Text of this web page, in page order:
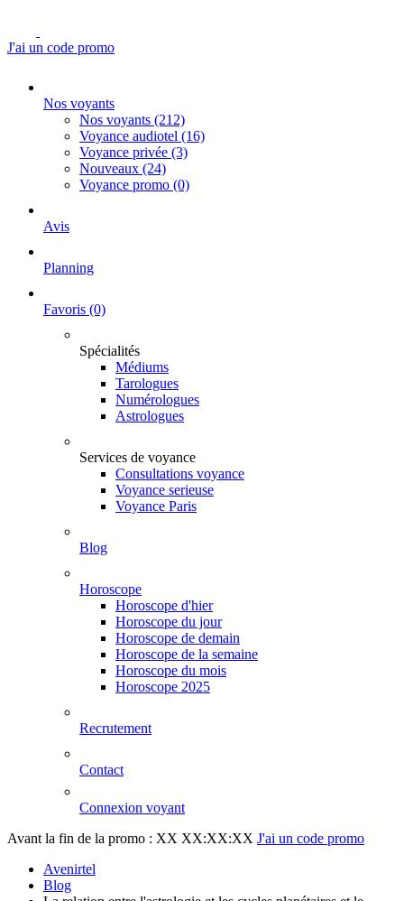
J'ai un code promo
Nos voyants
Nos voyants (212)
Voyance audiotel (16)
Voyance privée (3)
Nouveaux (24)
Voyance promo (0)
Avis
Planning
Favoris (0)
Spécialités
Médiums
Tarologues
Numérologues
Astrologues
Services de voyance
Consultations voyance
Voyance serieuse
Voyance Paris
Blog
Horoscope
Horoscope d'hier
Horoscope du jour
Horoscope de demain
Horoscope de la semaine
Horoscope du mois
Horoscope 2025
Recrutement
Contact
Connexion voyant
Avant la fin de la promo : XX XX:XX:XX J'ai un code promo
Avenirtel
Blog